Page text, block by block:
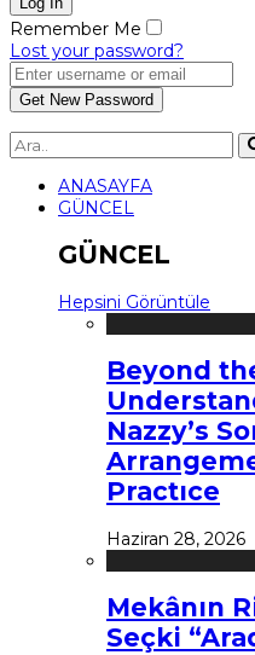
Remember Me
Lost your password?
ANASAYFA
GÜNCEL
GÜNCEL
Hepsini Görüntüle
Beyond
Nazzy’s
Practıce
Haziran 28, 2026
Mekânın
Seçki